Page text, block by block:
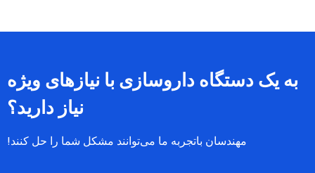
به یک دستگاه داروسازی با نیازهای ویژه
نیاز دارید؟
مهندسان باتجربه ما می‌توانند مشکل شما را حل کنند!